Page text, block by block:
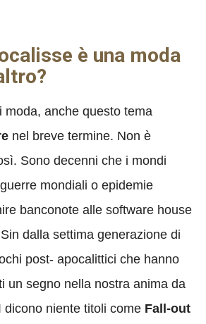
è una moda
moda, anche questo tema
nel breve termine. Non è
Sono decenni che i mondi
mondiali o epidemie
banconote alle software house
dalla settima generazione di
post- apocalittici che hanno
un segno nella nostra anima da
dicono niente titoli come Fall-out